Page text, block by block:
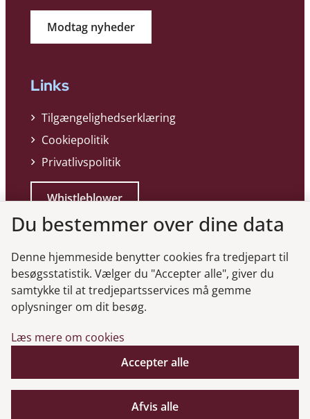
Modtag nyheder
Links
Tilgængelighedserklæring
Cookiepolitik
Privatlivspolitik
Whistleblower
Genveje
Gå til virksomhedsregisteret
Gå til selskabsmeddelelser
Du bestemmer over dine data
Denne hjemmeside benytter cookies fra tredjepart til
besøgsstatistik. Vælger du "Accepter alle", giver du
samtykke til at tredjepartsservices må gemme
oplysninger om dit besøg.
Læs mere om cookies
Accepter alle
Afvis alle